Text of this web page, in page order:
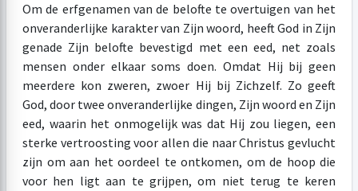
Om de erfgenamen van de belofte te overtuigen van het
onveranderlijke karakter van Zijn woord, heeft God in Zijn
genade Zijn belofte bevestigd met een eed, net zoals
mensen onder elkaar soms doen. Omdat Hij bij geen
meerdere kon zweren, zwoer Hij bij Zichzelf. Zo geeft
God, door twee onveranderlijke dingen, Zijn woord en Zijn
eed, waarin het onmogelijk was dat Hij zou liegen, een
sterke vertroosting voor allen die naar Christus gevlucht
zijn om aan het oordeel te ontkomen, om de hoop die
voor hen ligt aan te grijpen, om niet terug te keren